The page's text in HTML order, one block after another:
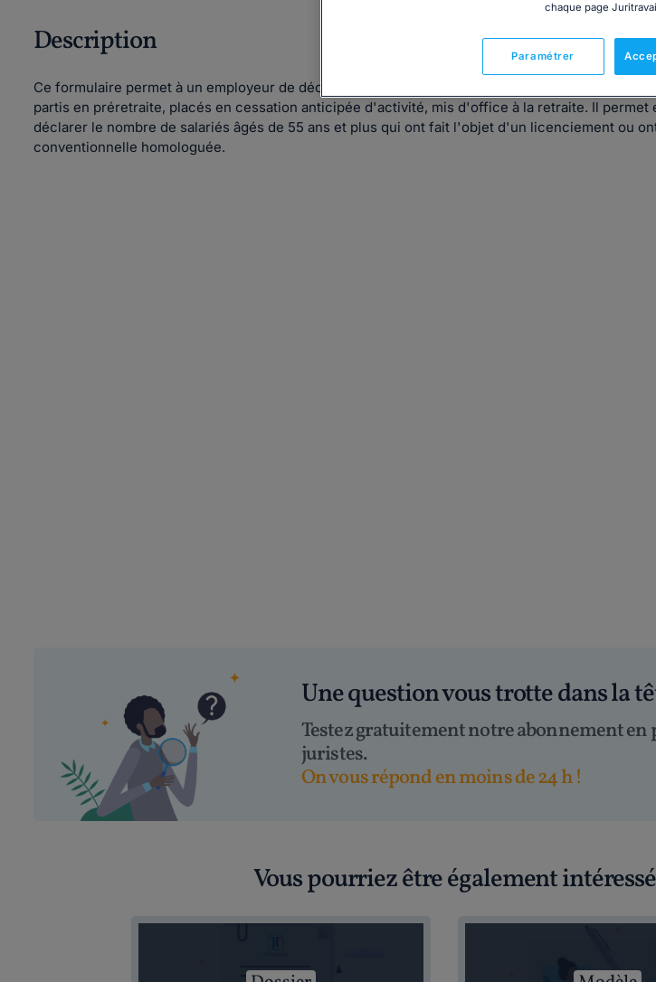
Description
Ce formulaire permet à un employeur de déclarer à la Mutualité Sociale Agricole, le nombre de
partis en préretraite, placés en cessation anticipée d'activité, mis d'office à la retraite. Il permet
déclarer le nombre de salariés âgés de 55 ans et plus qui ont fait l'objet d'un licenciement ou
conventionnelle homologuée.
Une questionvous trotte dans la
Testez gratuitement notre abonnement en
juristes.
On vous répond en moins de 24 h !
Vous pourriez être également
chaque page
Paramétrer